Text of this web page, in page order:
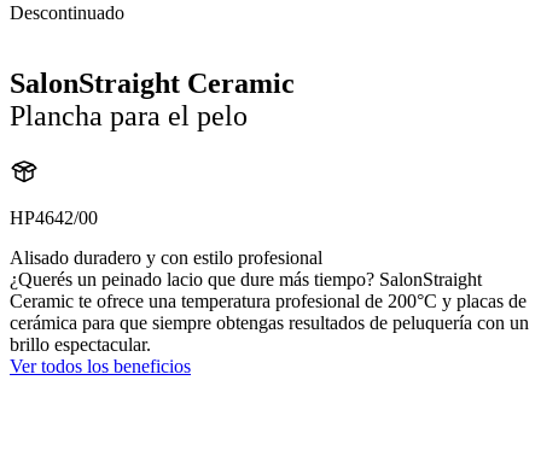
Descontinuado
SalonStraight Ceramic
Plancha para el pelo
HP4642/00
Alisado duradero y con estilo profesional
¿Querés un peinado lacio que dure más tiempo? SalonStraight
Ceramic te ofrece una temperatura profesional de 200°C y placas de
cerámica para que siempre obtengas resultados de peluquería con un
brillo espectacular.
Ver todos los beneficios